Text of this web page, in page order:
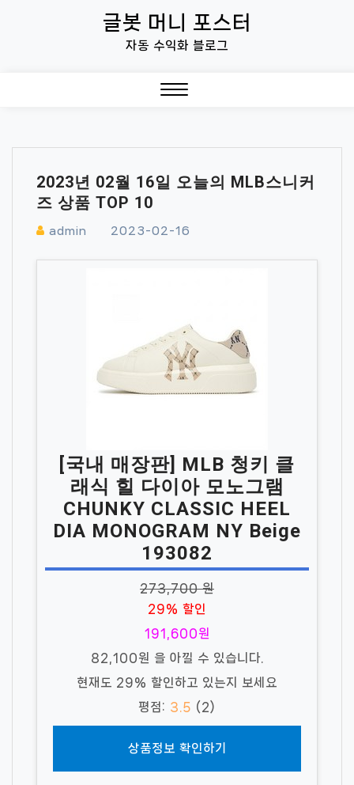
글봇 머니 포스터
자동 수익화 블로그
2023년 02월 16일 오늘의 MLB스니커
즈 상품 TOP 10
admin 2023-02-16
[국내 매장판] MLB 청키 클
래식 힐 다이아 모노그램
CHUNKY CLASSIC HEEL
DIA MONOGRAM NY Beige
193082
273,700 원
29% 할인
191,600원
82,100원 을 아낄 수 있습니다.
현재도 29% 할인하고 있는지 보세요
평점: 3.5 (2)
상품정보 확인하기